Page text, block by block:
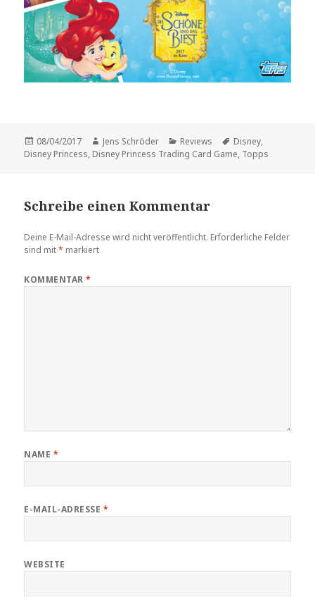
Veröffentlicht
am
08/04/2017 Autor
Jens Schröder Kategorien
Reviews Schlagwörter
Disney,
Disney Princess, Disney Princess Trading Card Game, Topps
Schreibe einen Kommentar
Deine E-Mail-Adresse wird nicht veröffentlicht. Erforderliche Felder
sind mit* markiert
KOMMENTAR*
NAME *
E-MAIL-ADRESSE *
WEBSITE